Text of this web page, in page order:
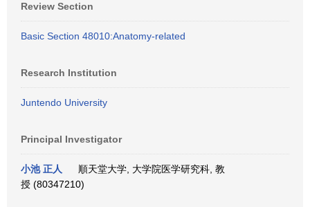
Review Section
Basic Section 48010:Anatomy-related
Research Institution
Juntendo University
Principal Investigator
小池 正人
順天堂大学, 大学院医学研究科, 教
授 (80347210)